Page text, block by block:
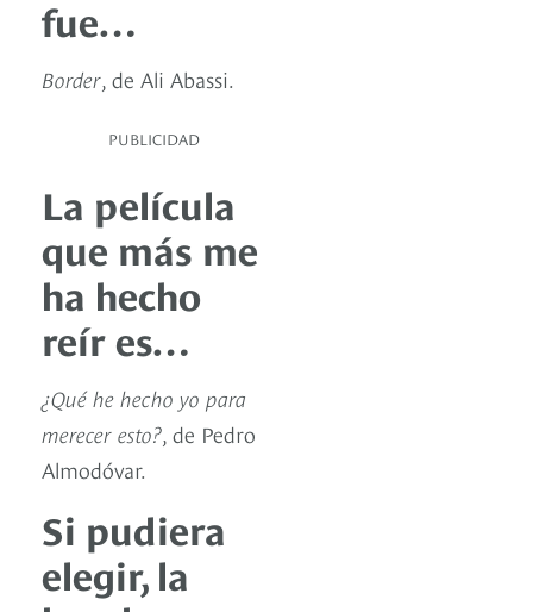
fue…
Border, de Ali Abassi.
PUBLICIDAD
La película
que más me
ha hecho
reír es…
¿Qué he hecho yo para
merecer esto?, de Pedro
Almodóvar.
Si pudiera
elegir, la